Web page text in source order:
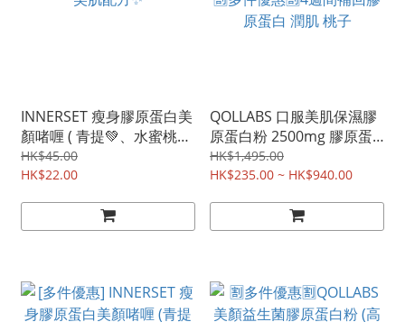
INNERSET 瘦身膠原蛋白美
顏啫喱 ( 青提💚、水蜜桃
🍑、蘋果🍎) 1包裝 😍三重
美肌配方✨
HK$45.00
HK$22.00
QOLLABS 口服美肌保濕膠
原蛋白粉 2500mg 膠原蛋
白(高效吸收版) 獨立包裝🈹
多件優惠🈹4週間補回膠原
HK$1,495.00
HK$235.00 ~ HK$940.00